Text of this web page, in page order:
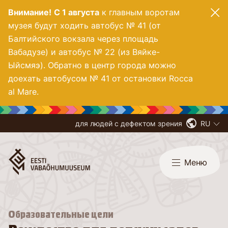
Внимание! С 1 августа к главным воротам
музея будут ходить автобус № 41 (от
Балтийского вокзала через площадь
Вабадузе) и автобус № 22 (из Вяйке-
Ыйсмяэ). Обратно в центр города можно
доехать автобусом № 41 от остановки Rocca
al Mare.
для людей с дефектом зрения RU
Меню
Образовательные цели